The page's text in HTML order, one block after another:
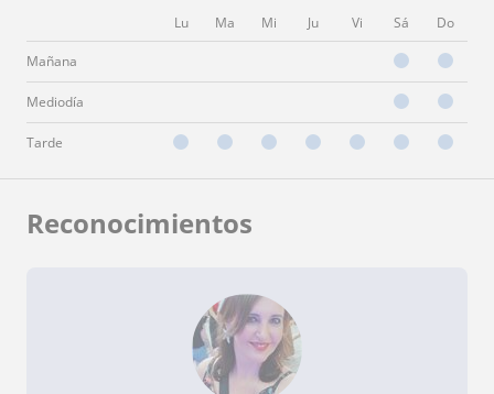
Lu Ma Mi Ju Vi Sá Do
Mañana
Mediodía
Tarde
Reconocimientos